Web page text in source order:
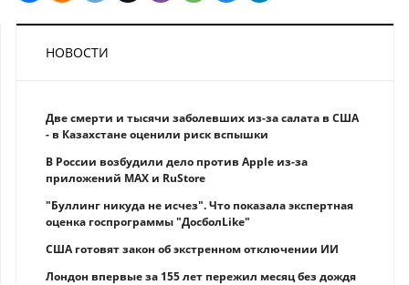
НОВОСТИ
Две смерти и тысячи заболевших из-за салата в США
- в Казахстане оценили риск вспышки
В России возбудили дело против Apple из-за
приложений MAX и RuStore
"Буллинг никуда не исчез". Что показала экспертная
оценка госпрограммы "ДосболLike"
США готовят закон об экстренном отключении ИИ
Лондон впервые за 155 лет пережил месяц без дождя